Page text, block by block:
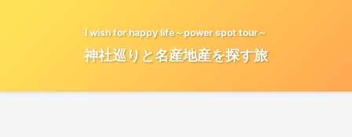
I wish for happy life～power spot tour～
神社巡りと名産地産を探す旅